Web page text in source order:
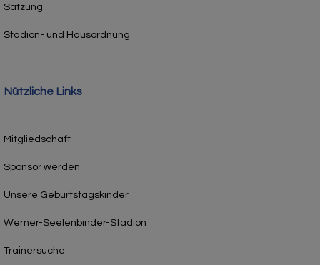
Satzung
Stadion- und Hausordnung
Nützliche Links
Mitgliedschaft
Sponsor werden
Unsere Geburtstagskinder
Werner-Seelenbinder-Stadion
Trainersuche